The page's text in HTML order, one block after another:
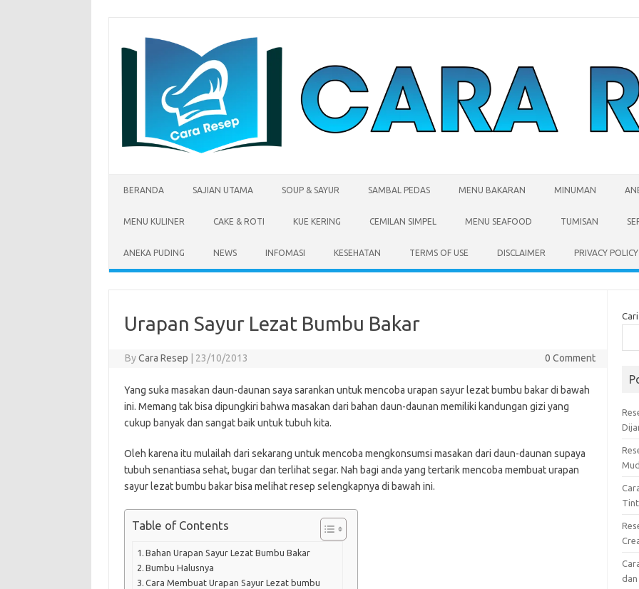
BERANDA SAJIAN UTAMA SOUP & SAYUR SAMBAL PEDAS MENU BAKARAN MINUMAN
MENU KULINER CAKE & ROTI KUE KERING CEMILAN SIMPEL MENU SEAFOOD TUMISAN
ANEKA PUDING NEWS INFOMASI KESEHATAN TERMS OF USE DISCLAIMER PRIVACY POLICY
Urapan Sayur Lezat Bumbu Bakar
ByCara Resep | 23/10/2013 0 Comment
Yang suka masakan daun-daunan saya sarankan untuk mencoba urapan sayur lezat bumbu bakar di bawah
ini. Memang tak bisa dipungkiri bahwa masakan dari bahan daun-daunan memiliki kandungan gizi yang
cukup banyak dan sangat baik untuk tubuh kita.
Oleh karena itu mulailah dari sekarang untuk mencoba mengkonsumsi masakan dari daun-daunan supaya
tubuh senantiasa sehat, bugar dan terlihat segar. Nah bagi anda yang tertarik mencoba membuat urapan
sayur lezat bumbu bakar bisa melihat resep selengkapnya di bawah ini.
Table of Contents
Bahan Urapan Sayur Lezat Bumbu Bakar
Bumbu Halusnya
Cara Membuat Urapan Sayur Lezat bumbu
Cari